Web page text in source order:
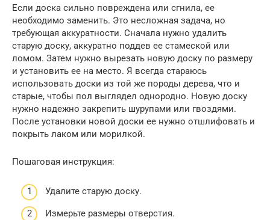
Если доска сильно повреждена или сгнила, ее
необходимо заменить. Это несложная задача, но
требующая аккуратности. Сначала нужно удалить
старую доску, аккуратно поддев ее стамеской или
ломом. Затем нужно вырезать новую доску по размеру
и установить ее на место. Я всегда стараюсь
использовать доски из той же породы дерева, что и
старые, чтобы пол выглядел однородно. Новую доску
нужно надежно закрепить шурупами или гвоздями.
После установки новой доски ее нужно отшлифовать и
покрыть лаком или морилкой.
Пошаговая инструкция:
Удалите старую доску.
Измерьте размеры отверстия.